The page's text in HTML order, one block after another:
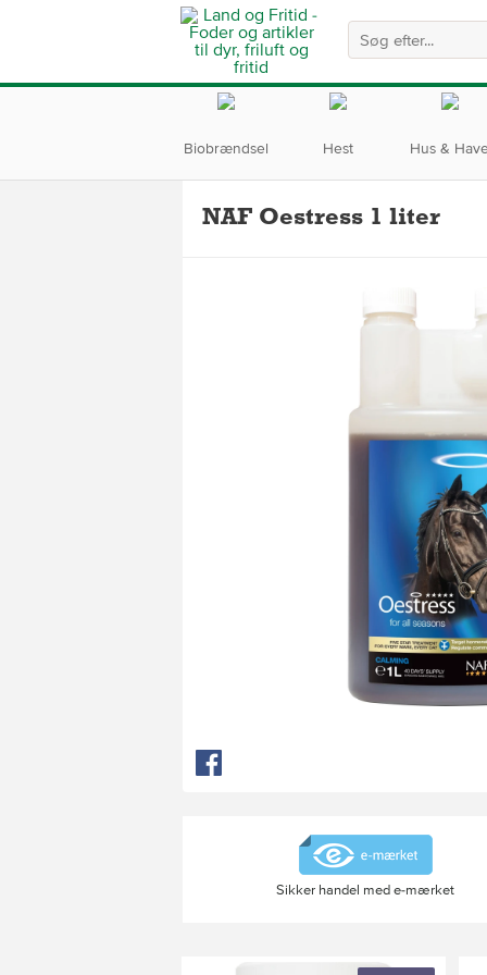
Biobrændsel Hest Hus & Have
NAF Oestress 1 liter
Sikker handel med e-mærket